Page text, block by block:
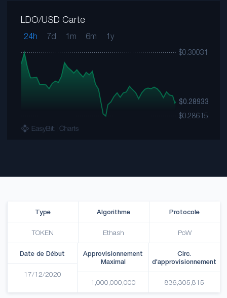
LDO/USD Carte
24h 7d 1m 6m 1y
Type
TOKEN
Algorithme
Ethash
Protocole
PoW
Date de Début
17/12/2020
Approvisionnement
Maximal
1,000,000,000
Circ.
d'approvisionnement
836,305,815